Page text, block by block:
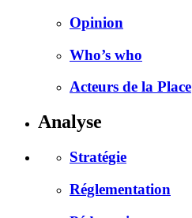
Opinion
Who’s who
Acteurs de la Place
Analyse
Stratégie
Réglementation